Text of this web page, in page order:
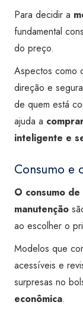
Para decidir a
fundamental
do preço.
Aspectos como
direção e
de quem está
ajuda a
inteligente e
Consumo e
O consumo
manutenção
ao escolher o
Modelos que
acessíveis e
surpresas no
econômica.